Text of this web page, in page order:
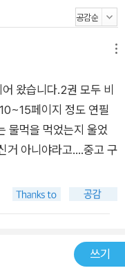
관계를 분석한다. 고객
켓 분석 방법을 살펴보고
식에 대해서도 알아본
구현'에서는 추천 엔진
명하고, 콘텐트 기반 필
홋을 이용한 두 개의 애
행동 감지'에서는 이상
설명하며, 사기에 의한
서의 이상 행동 감지
법에 대해 알아본다. 8
구현하고, 이를 통해 수
알아본다. 9장, '스마트
왔습니다.2권 모두 비
페이지 정도 연필
물먹을 먹었는지 울었
거 아니야라고....중고 구
쓰기